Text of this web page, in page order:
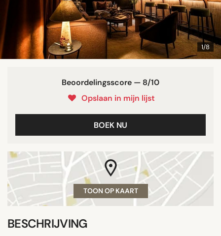
1/8
Beoordelingsscore — 8/10
Opslaan in mijn lijst
BOEK NU
TOON OP KAART
BESCHRIJVING